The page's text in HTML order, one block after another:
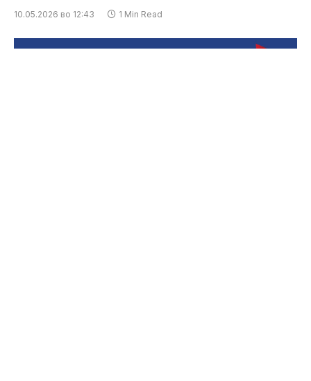
10.05.2026 во 12:43 1 Min Read